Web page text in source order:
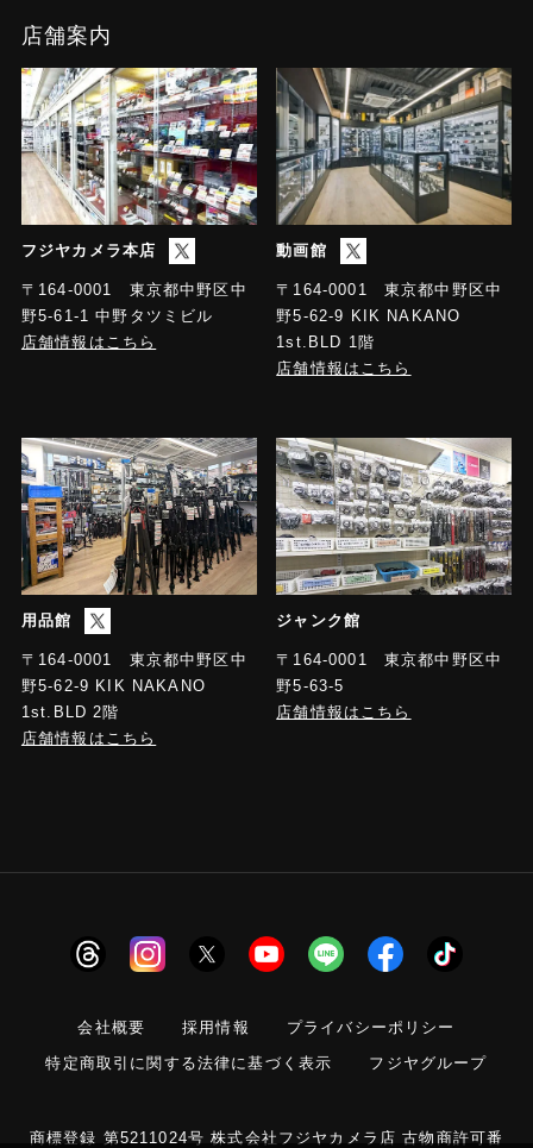
店舗案内
フジヤカメラ本店
〒164-0001 東京都中野区中
野5-61-1 中野タツミビル
店舗情報はこちら
動画館
〒164-0001 東京都中野区中
野5-62-9 KIK NAKANO
1st.BLD 1階
店舗情報はこちら
用品館
〒164-0001 東京都中野区中
野5-62-9 KIK NAKANO
1st.BLD 2階
店舗情報はこちら
ジャンク館
〒164-0001 東京都中野区中
野5-63-5
店舗情報はこちら
会社概要 採用情報
プライバシーポリシー
特定商取引に関する法律に基づく表示
フジヤグループ
商標登録 第5211024号 株式会社フジヤカメラ店 古物商許可番